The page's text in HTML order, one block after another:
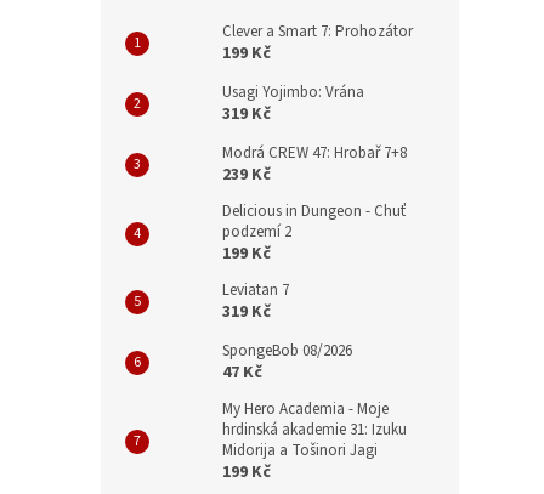
Clever a Smart 7: Prohozátor
199 Kč
Usagi Yojimbo: Vrána
319 Kč
Modrá CREW 47: Hrobař 7+8
239 Kč
Delicious in Dungeon - Chuť
podzemí 2
199 Kč
Leviatan 7
319 Kč
SpongeBob 08/2026
47 Kč
My Hero Academia - Moje
hrdinská akademie 31: Izuku
Midorija a Tošinori Jagi
199 Kč